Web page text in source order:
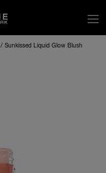
Sunkissed Liquid Glow Blush